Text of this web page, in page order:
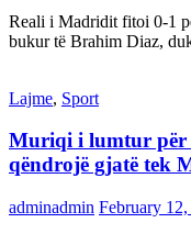
Reali i Madridit fitoi 0-1
bukur të Brahim Diaz,
Lajme, Sport
Muriqi i lumtur për
qëndrojë gjatë tek
adminadmin February